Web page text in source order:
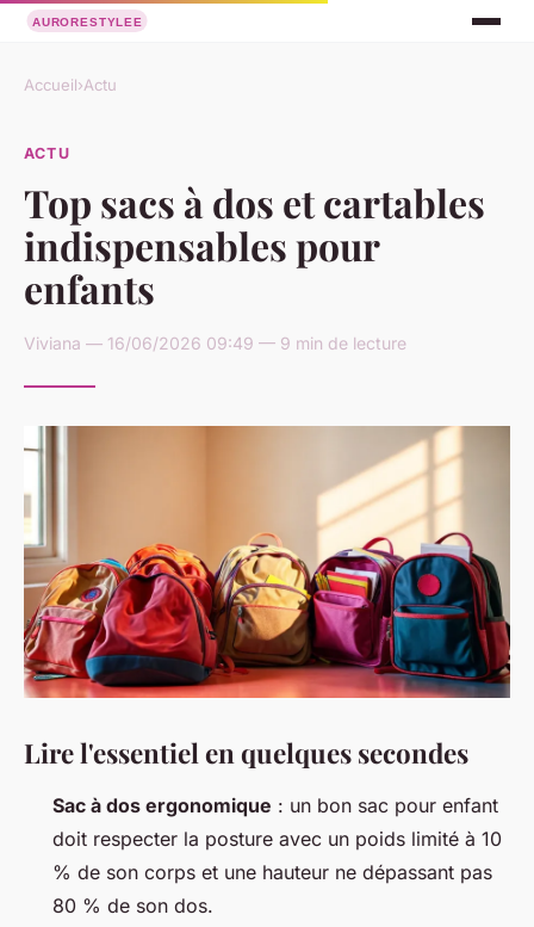
Accueil›Actu
ACTU
Top sacs à dos et cartables
indispensables pour
enfants
Viviana — 16/06/2026 09:49 — 9 min de lecture
Lire l'essentiel en quelques secondes
Sac à dos ergonomique : un bon sac pour enfant
doit respecter la posture avec un poids limité à 10
% de son corps et une hauteur ne dépassant pas
80 % de son dos.